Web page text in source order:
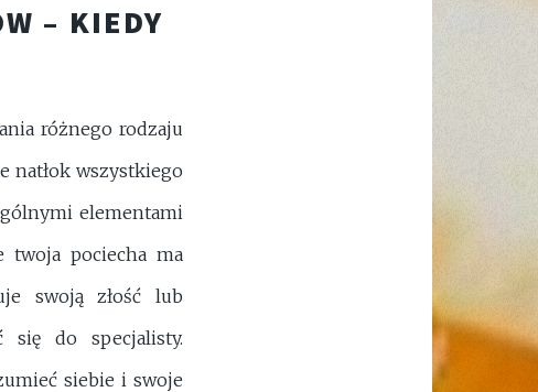
– KIEDY
różnego rodzaju
natłok wszystkiego
elementami
twoja pociecha ma
swoją złość lub
się do specjalisty.
siebie i swoje